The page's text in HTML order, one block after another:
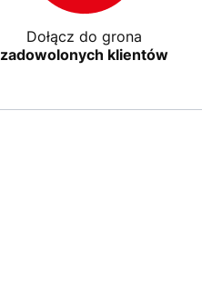
Dołącz do grona
zadowolonych klientów